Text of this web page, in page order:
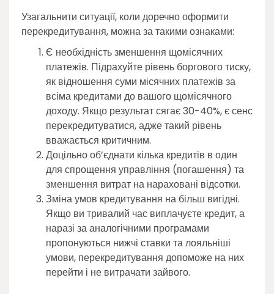
Узагальнити ситуації, коли доречно оформити
перекредитування, можна за такими ознаками:
Є необхідність зменшення щомісячних
платежів. Підрахуйте рівень боргового тиску,
як відношення суми місячних платежів за
всіма кредитами до вашого щомісячного
доходу. Якщо результат сягає 30-40%, є сенс
перекредитуватися, адже такий рівень
вважається критичним.
Доцільно об’єднати кілька кредитів в один
для спрощення управління (погашення) та
зменшення витрат на нараховані відсотки.
Зміна умов кредитування на більш вигідні.
Якщо ви тривалий час виплачуєте кредит, а
наразі за аналогічними програмами
пропонуються нижчі ставки та лояльніші
умови, перекредитування допоможе на них
перейти і не витрачати зайвого.